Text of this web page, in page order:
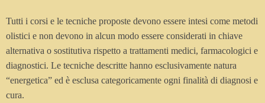
Tutti i corsi e le tecniche proposte devono essere intesi come metodi
olistici e non devono in alcun modo essere considerati in chiave
alternativa o sostitutiva rispetto a trattamenti medici, farmacologici e
diagnostici. Le tecniche descritte hanno esclusivamente natura
“energetica” ed è esclusa categoricamente ogni finalità di diagnosi e
cura.